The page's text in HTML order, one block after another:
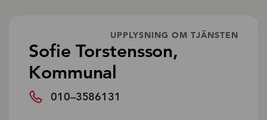
UPPLYSNING OM TJÄNSTEN
Sofie Torstensson,
Kommunal
010–3586131